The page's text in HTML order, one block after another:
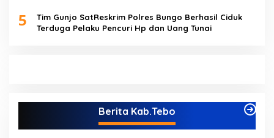
5
Tim Gunjo SatReskrim Polres Bungo Berhasil Ciduk
Terduga Pelaku Pencuri Hp dan Uang Tunai
Berita Kab.Tebo